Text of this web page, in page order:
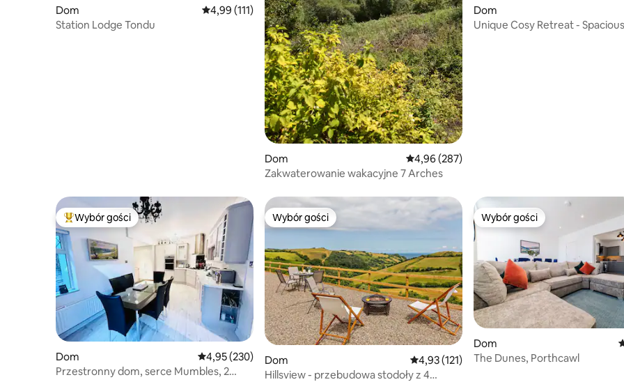
Dom Średnia ocena: 4,99 na 5, liczba recenzji: 111
4,99 (111)
Station Lodge Tondu
Dom Średnia ocena: 4,96 na 5, liczba recenzji: 287
4,96 (287)
Zakwaterowanie wakacyjne 7 Arches
Dom
Unique Cosy Retreat -
Najpopularniejsze z kategorii Wybór gości
Wybór gości
Dom Średnia ocena: 4,95 na 5, liczba recenzji: 230
4,95 (230)
Przestronny dom, serce Mumbles, 2
Wybór gości
Wybór gości
Dom Średnia ocena: 4,93 na 5, liczba recenzji: 121
4,93 (121)
Hillsview - przebudowa stodoły z 4
Wybór gości
Wybór gości
Dom
The Dunes, Porthcawl